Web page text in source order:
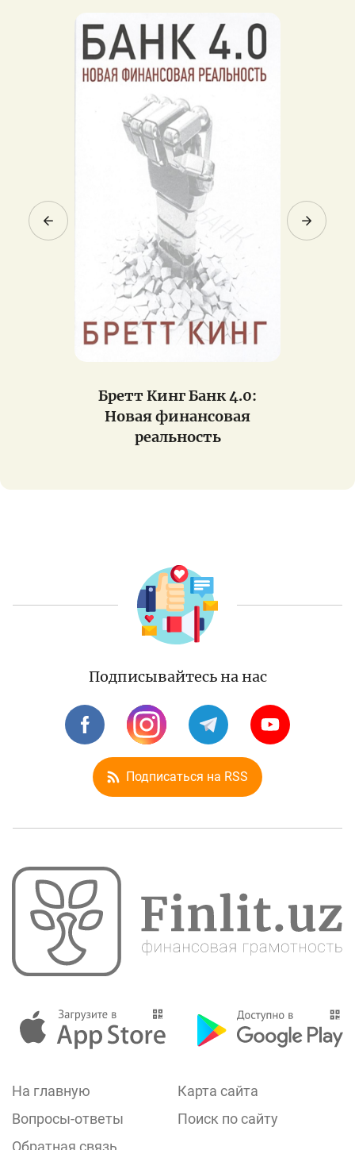
Бретт Кинг Банк 4.0:
Новая финансовая
реальность
Подписывайтесь на нас
Подписаться на RSS
На главную
Карта сайта
Вопросы-ответы
Поиск по сайту
Обратная связь